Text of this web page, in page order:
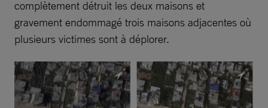
complètement détruit les deux maisons et
gravement endommagé trois maisons adjacentes où
plusieurs victimes sont à déplorer.